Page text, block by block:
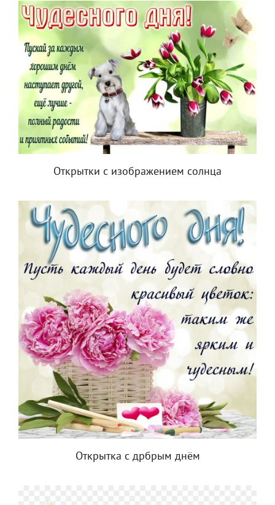
Открытки с изображением солнца
Открытка с дрбрым днём